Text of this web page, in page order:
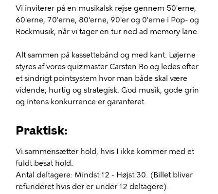
Vi inviterer på en musikalsk rejse gennem 50'erne,
60'erne, 70'erne, 80'erne, 90'er og 0'erne i Pop- og
Rockmusik, når vi tager en tur ned ad memory lane.
Alt sammen på kassettebånd og med kant. Løjerne
styres af vores quizmaster Carsten Bo og ledes efter
et sindrigt pointsystem hvor man både skal være
vidende, hurtig og strategisk. God musik, gode grin
og intens konkurrence er garanteret.
Praktisk:
Vi sammensætter hold, hvis I ikke kommer med et
fuldt besat hold.
Antal deltagere: Mindst 12 - Højst 30. (Billet bliver
refunderet hvis der er under 12 deltagere).